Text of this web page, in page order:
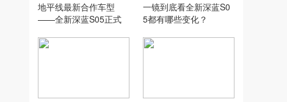
地平线最新合作车型
——全新深蓝S05正式
一镜到底看全新深蓝S0
5都有哪些变化？